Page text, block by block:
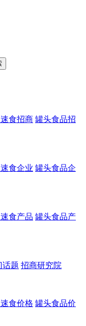
食招商 罐头食品招
食企业 罐头食品企
食产品 罐头食品产
话题 招商研究院
食价格 罐头食品价